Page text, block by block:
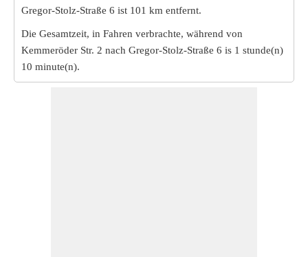
Gregor-Stolz-Straße 6 ist 101 km entfernt.
Die Gesamtzeit, in Fahren verbrachte, während von
Kemmeröder Str. 2 nach Gregor-Stolz-Straße 6 is 1 stunde(n)
10 minute(n).